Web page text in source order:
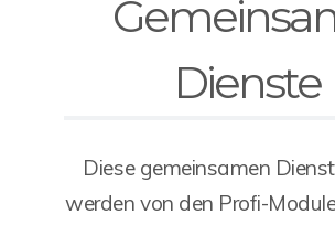
Dienste
Diese gemeinsamen
werden von den Profi-